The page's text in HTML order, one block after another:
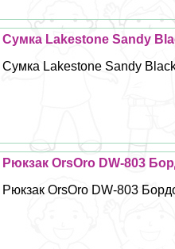
Сумка Lakestone Sandy
Сумка Lakestone Sandy
Рюкзак OrsOro DW-803
Рюкзак OrsOro DW-803